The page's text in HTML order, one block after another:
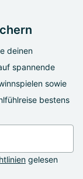
deinen
spannende
sowie
bestens
gelesen